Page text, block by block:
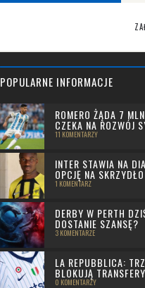
POPULARNE INFORMACJE
ROMERO ŻĄDA 7
CZEKA NA ROZWÓJ
11 KOMENTARZY
INTER STAWIA NA
OPCJĘ NA SKRZYDŁO
1 KOMENTARZ
DERBY W PERTH
DOSTANIE SZANSĘ?
3 KOMENTARZE
LA REPUBBLICA:
BLOKUJĄ
0 KOMENTARZY